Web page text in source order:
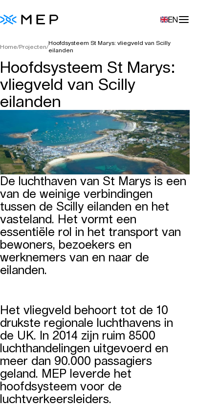
EN
Home/Projecten/Hoofdsysteem St Marys: vliegveld van Scilly
eilanden
Hoofdsysteem St Marys:
vliegveld van Scilly
eilanden
De luchthaven van St Marys is een
van de weinige verbindingen
tussen de Scilly eilanden en het
vasteland. Het vormt een
essentiële rol in het transport van
bewoners, bezoekers en
werknemers van en naar de
eilanden.
Het vliegveld behoort tot de 10
drukste regionale luchthavens in
de UK. In 2014 zijn ruim 8500
luchthandelingen uitgevoerd en
meer dan 90.000 passagiers
geland. MEP leverde het
hoofdsysteem voor de
luchtverkeersleiders.